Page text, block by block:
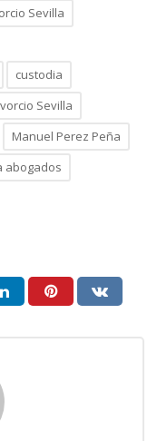
Sevilla
custodia
Sevilla
Manuel Perez Peña
abogados